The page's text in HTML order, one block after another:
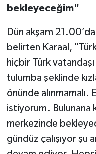
bekleyeceğim"
Dün akşam
belirten Karaal,
hiçbir Türk vatandaşı
tulumba şeklinde
önünde alınmamalı.
istiyorum. Bulunana
merkezinde
gündüz çalışıyor şu